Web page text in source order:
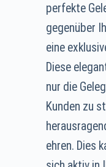
perfekte
gegenüber
eine
Diese
nur die
Kunden zu
ehren. Dies